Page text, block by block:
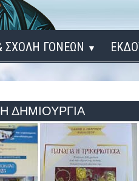
ΣΧΟΛΗ ΓΟΝΕΩΝ ▼
- 2026
- 2025
- 2024
- 2023
ΔΗΜΙΟΥΡΓΙΑ